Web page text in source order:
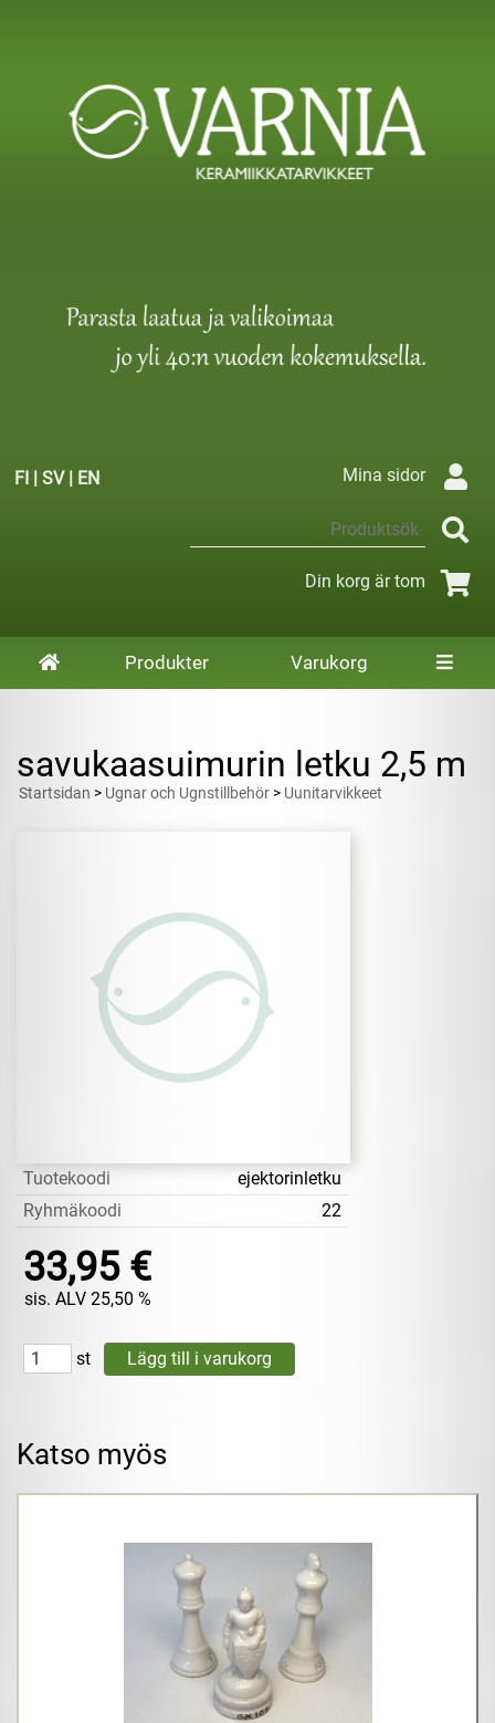
FI | SV| EN Mina sidor
Din korg är tom
Produkter Varukorg
savukaasuimurin letku 2,5 m
Startsidan > Ugnar och Ugnstillbehör > Uunitarvikkeet
Tuotekoodi
ejektorinletku
Ryhmäkoodi
22
33,95 €
sis. ALV 25,50 %
st
Katso myös